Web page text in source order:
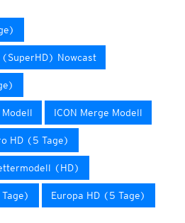
Nowcast
Modell ICON Merge Modell
HD (5 Tage)
(HD)
Europa HD (5 Tage)